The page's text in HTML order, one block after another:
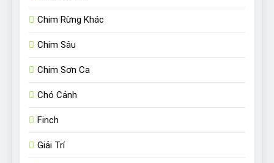
Chim Rừng Khác
Chim Sâu
Chim Sơn Ca
Chó Cảnh
Finch
Giải Trí